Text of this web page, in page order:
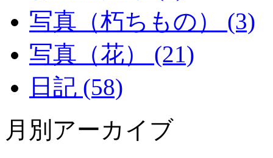
写真（朽ちもの） (3)
写真（花） (21)
日記 (58)
月別アーカイブ